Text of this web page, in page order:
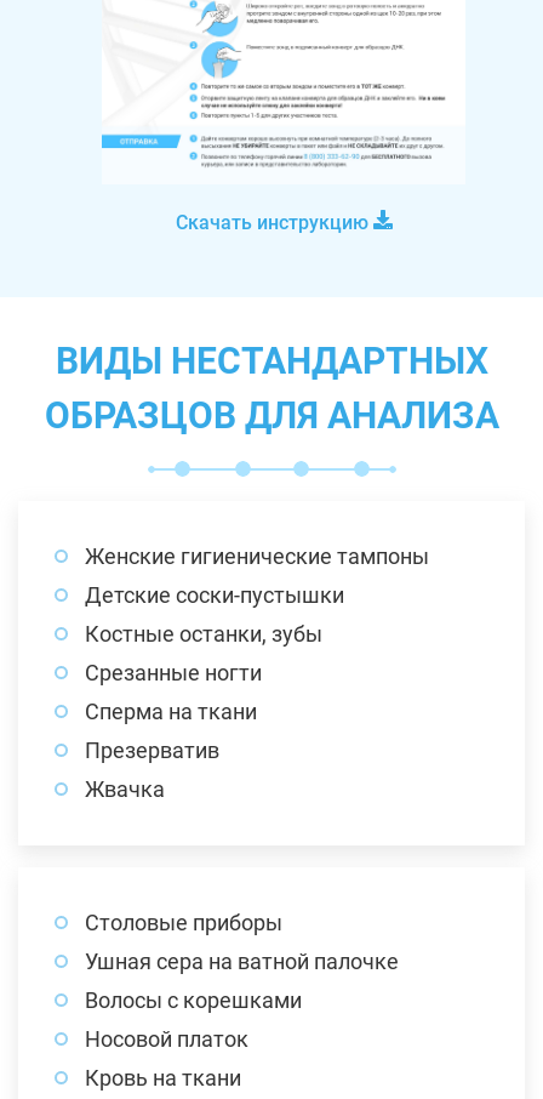
Скачать инструкцию
ВИДЫ НЕСТАНДАРТНЫХ
ОБРАЗЦОВ ДЛЯ АНАЛИЗА
Женские гигиенические тампоны
Детские соски-пустышки
Костные останки, зубы
Срезанные ногти
Сперма на ткани
Презерватив
Жвачка
Столовые приборы
Ушная сера на ватной палочке
Волосы с корешками
Носовой платок
Кровь на ткани